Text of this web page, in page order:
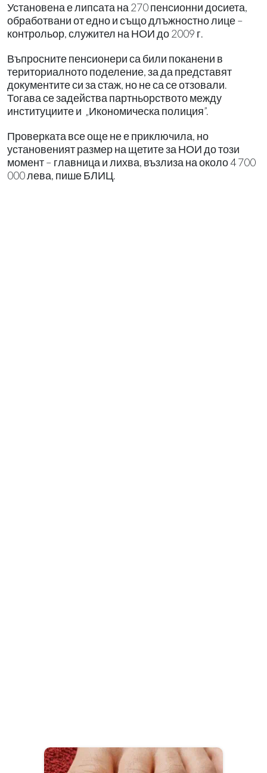
Установена е липсата на 270 пенсионни досиета,
обработвани от едно и също длъжностно лице –
контрольор, служител на НОИ до 2009 г.
Въпросните пенсионери са били поканени в
териториалното поделение, за да представят
документите си за стаж, но не са се отзовали.
Тогава се задейства партньорството между
институциите и „Икономическа полиция”.
Проверката все още не е приключила, но
установеният размер на щетите за НОИ до този
момент – главница и лихва, възлиза на около 4 700
000 лева, пише БЛИЦ.